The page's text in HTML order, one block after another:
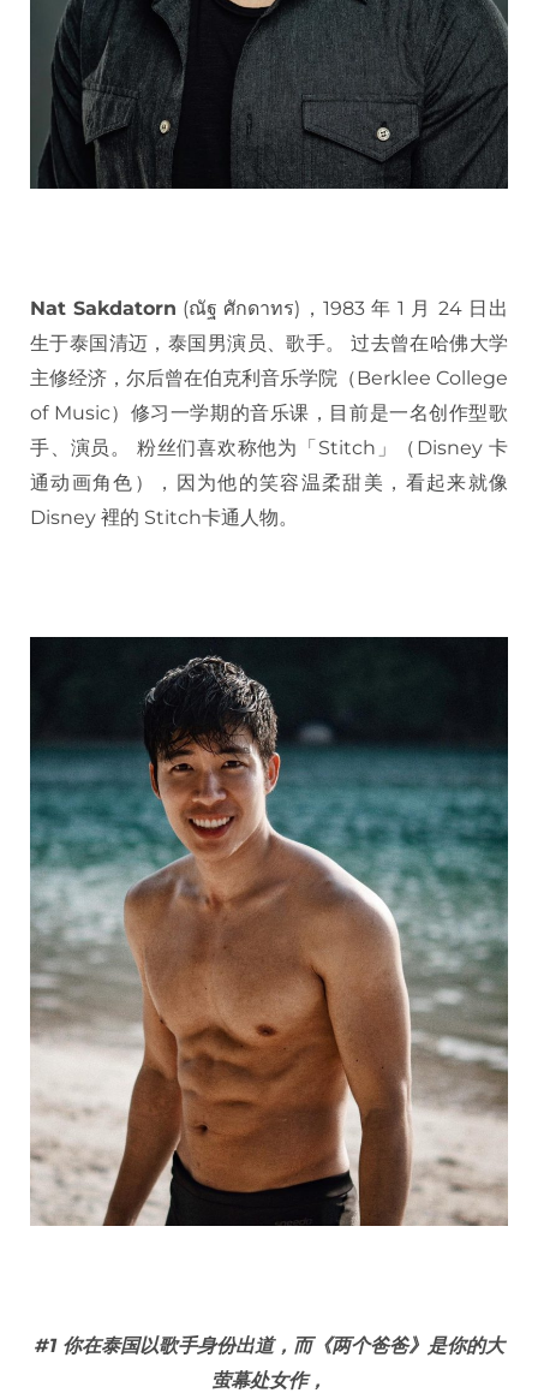
Nat Sakdatorn (ณัฐ ศักดาทร)，1983 年 1 月 24 日出
生于泰国清迈，泰国男演员、歌手。 过去曾在哈佛大学
主修经济，尔后曾在伯克利音乐学院（Berklee College
of Music）修习一学期的音乐课，目前是一名创作型歌
手、演员。 粉丝们喜欢称他为「Stitch」（Disney 卡
通动画角色），因为他的笑容温柔甜美，看起来就像
Disney 裡的 Stitch卡通人物。
#1 你在泰国以歌手身份出道，而《两个爸爸》是你的大
萤幕处女作，